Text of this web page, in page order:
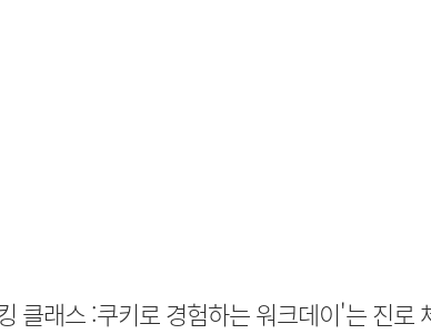
클래스 :쿠키로 경험하는 워크데이'는 진로